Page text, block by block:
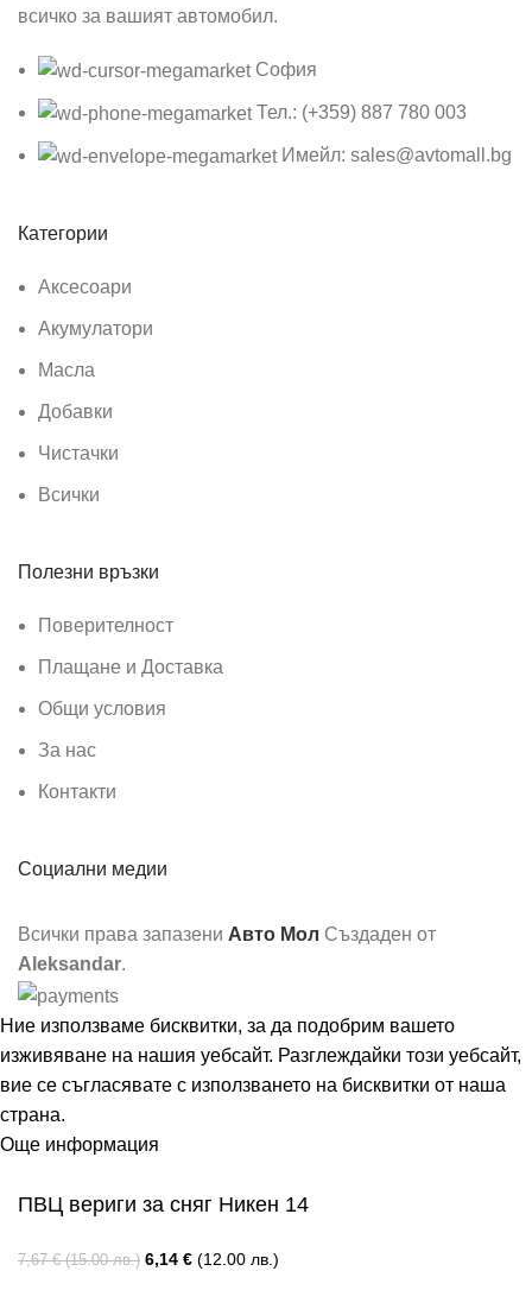
всичко за вашият автомобил.
София
Тел.: (+359) 887 780 003
Имейл: sales@avtomall.bg
Категории
Аксесоари
Акумулатори
Масла
Добавки
Чистачки
Всички
Полезни връзки
Поверителност
Плащане и Доставка
Общи условия
За нас
Контакти
Социални медии
Всички права запазени Авто Мол Създаден от
Aleksandar.
Ние използваме бисквитки, за да подобрим вашето
изживяване на нашия уебсайт. Разглеждайки този уебсайт,
вие се съгласявате с използването на бисквитки от наша
страна.
Още информация
ПВЦ вериги за сняг Никен 14
7,67€ (15.00 лв.) 6,14 € (12.00 лв.)